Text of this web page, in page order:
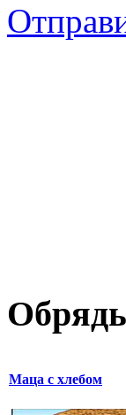
Маца с хлебом